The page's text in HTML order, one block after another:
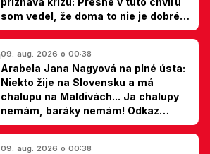
som vedel, že doma to nie je dobré,
hovorí Milan Ondrík
09. aug. 2026 o 00:38
Arabela Jana Nagyová na plné ústa:
Niekto žije na Slovensku a má
chalupu na Maldivách... Ja chalupy
nemám, baráky nemám! Odkaz
Slovákom
09. aug. 2026 o 00:38